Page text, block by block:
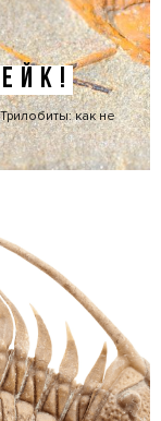
как не